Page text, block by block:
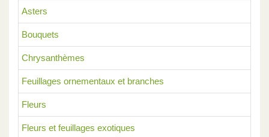
Asters
Bouquets
Chrysanthèmes
Feuillages ornementaux et branches
Fleurs
Fleurs et feuillages exotiques